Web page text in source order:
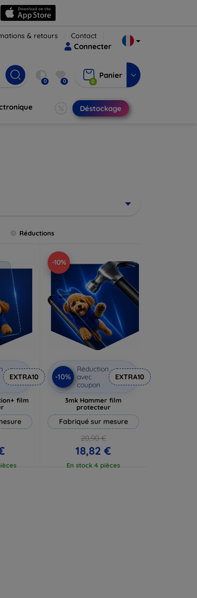
& retours Contact
Connecter
0 0 0
Panier
Déstockage
Réductions
EXTRA10
film
-10%
-10%
Réduction
avec
coupon
EXTRA10
3mk Hammer film
protecteur
Fabriqué sur mesure
20,90 €
18,82 €
En stock 4 pièces